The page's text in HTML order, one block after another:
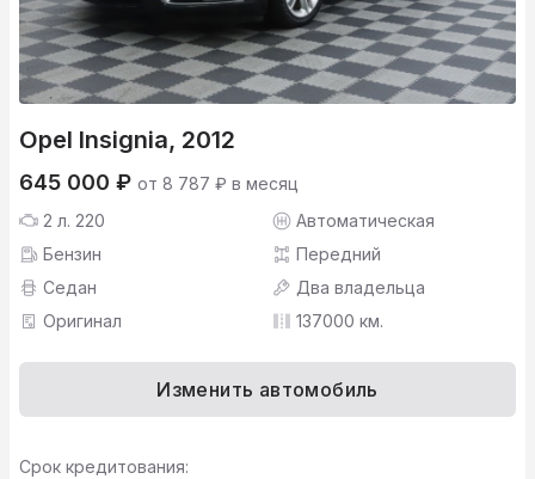
Opel Insignia, 2012
645 000 ₽ от 8 787 ₽ в месяц
2 л. 220
Автоматическая
Бензин
Передний
Седан
Два владельца
Оригинал
137000 км.
Изменить автомобиль
Срок кредитования: